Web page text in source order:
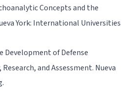
Concepts and the
York: International Universities
Development of Defense
and Assessment. Nueva